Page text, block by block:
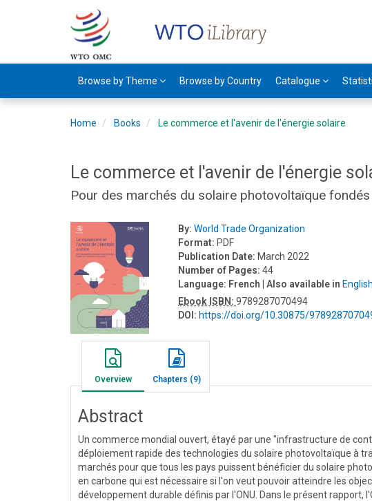
Browse by Theme Browse by Country Catalogue
Home Books Le commerce et l'avenir de l'énergie solaire
Le commerce et l'avenir de l'énergie
Pour des marchés du solaire photovoltaïque
By: World Trade Organization
Format: PDF
Publication Date: March 2022
Number of Pages: 44
Language: French | Also available in
Ebook ISBN:9789287070494
DOI: https://doi.org/10.30875/
Overview Chapters (9)
Abstract
Un commerce mondial ouvert, étayé par une "infrastructure de
déploiement rapide des technologies du solaire photovoltaïque à
marchés pour que tous les pays puissent bénéficier du solaire
en carbone qui est nécessaire si l'on veut pouvoir atteindre les
développement durable définis par l'ONU. Dans le présent